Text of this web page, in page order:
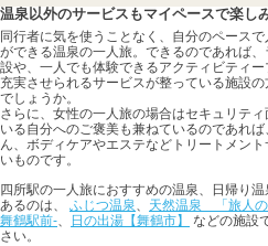
温泉以外のサービスもマイペースで楽し
同行者に気を使うことなく、自分のペース
ができる温泉の一人旅。できるのであれば
設や、一人でも体験できるアクティビティ
充実させられるサービスが整っている施設
でしょうか。
さらに、女性の一人旅の場合はセキュリテ
いる自分へのご褒美も兼ねているのであれ
ん、ボディケアやエステなどトリートメン
いものです。
四所駅の一人旅におすすめの温泉、日帰り
あるのは、 ふじつ温泉、 天然温泉 「旅人
舞鶴駅前-、 日の出湯【舞鶴市】
などの施設
さい。